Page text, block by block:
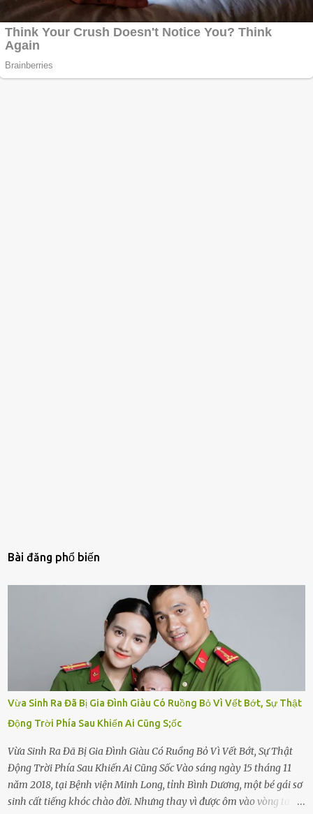
Bài đăng phổ biến
Vừa Sinh Ra Đã Bị Gia Đình Giàu Có Ruồng Bỏ Vì Vết Bớt, Sự Thật
Động Trời Phía Sau Khiến Ai Cũng S;ốc
Vừa Sinh Ra Đã Bị Gia Đình Giàu Có Ruồng Bỏ Vì Vết Bớt, Sự Thật
Động Trời Phía Sau Khiến Ai Cũng Sốc Vào sáng ngày 15 tháng 11
năm 2018, tại Bệnh viện Minh Long, tỉnh Bình Dương, một bé gái sơ
sinh cất tiếng khóc chào đời. Nhưng thay vì được ôm vào vòng tay